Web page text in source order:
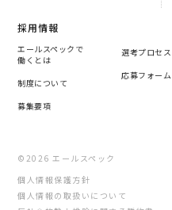
採用情報
エールスペックで
働くとは
制度について
募集要項
選考プロセス
応募フォーム
©2026 エールスペック
個人情報保護方針
個人情報の取扱いについて